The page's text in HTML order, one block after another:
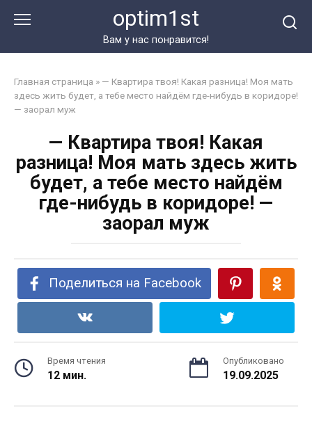
optim1st
Вам у нас понравится!
Главная страница » — Квартира твоя! Какая разница! Моя мать
здесь жить будет, а тебе место найдём где-нибудь в коридоре!
— заорал муж
— Квартира твоя! Какая
разница! Моя мать здесь жить
будет, а тебе место найдём
где-нибудь в коридоре! —
заорал муж
Поделиться на Facebook
Время чтения
12 мин.
Опубликовано
19.09.2025